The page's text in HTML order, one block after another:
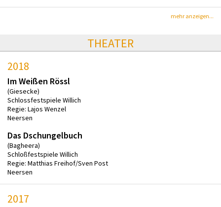
mehr anzeigen...
THEATER
2018
Im Weißen Rössl
(Giesecke)
Schlossfestspiele Willich
Regie: Lajos Wenzel
Neersen
Das Dschungelbuch
(Bagheera)
Schloßfestspiele Willich
Regie: Matthias Freihof/Sven Post
Neersen
2017